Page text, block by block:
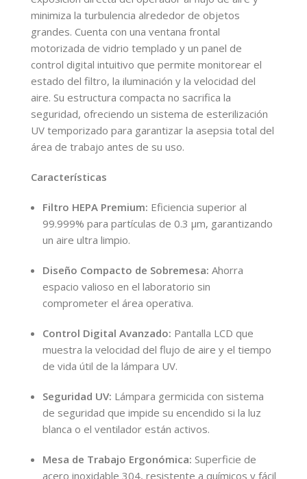
minimiza la turbulencia alrededor de objetos
grandes. Cuenta con una ventana frontal
motorizada de vidrio templado y un panel de
control digital intuitivo que permite monitorear el
estado del filtro, la iluminación y la velocidad del
aire. Su estructura compacta no sacrifica la
seguridad, ofreciendo un sistema de esterilización
UV temporizado para garantizar la asepsia total del
área de trabajo antes de su uso.
Características
Filtro HEPA Premium: Eficiencia superior al
99.999% para partículas de 0.3 μm, garantizando
un aire ultra limpio.
Diseño Compacto de Sobremesa: Ahorra
espacio valioso en el laboratorio sin
comprometer el área operativa.
Control Digital Avanzado: Pantalla LCD que
muestra la velocidad del flujo de aire y el tiempo
de vida útil de la lámpara UV.
Seguridad UV: Lámpara germicida con sistema
de seguridad que impide su encendido si la luz
blanca o el ventilador están activos.
Mesa de Trabajo Ergonómica: Superficie de
acero inoxidable 304, resistente a químicos y fácil